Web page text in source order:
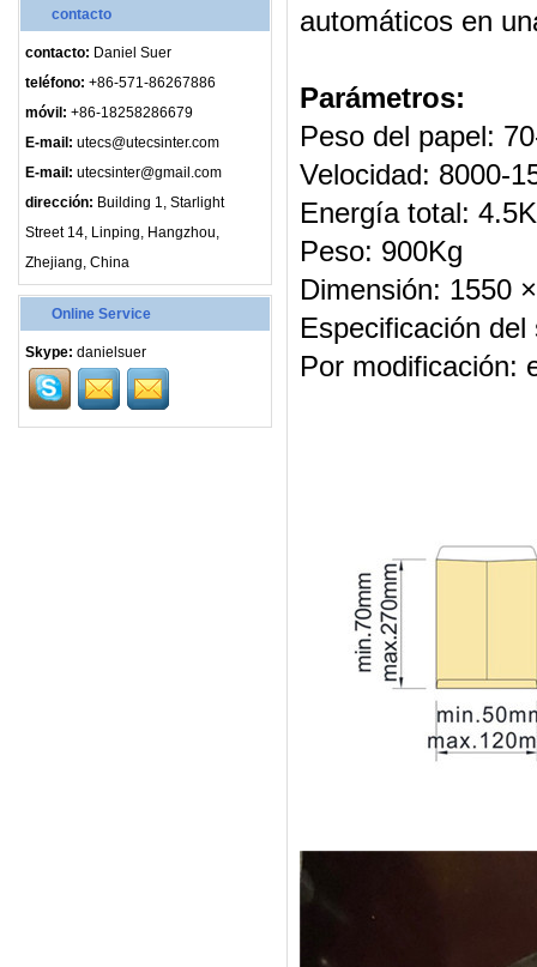
contacto
contacto: Daniel Suer
teléfono: +86-571-86267886
móvil: +86-18258286679
E-mail: utecs@utecsinter.com
E-mail: utecsinter@gmail.com
dirección: Building 1, Starlight
Street 14, Linping, Hangzhou,
Zhejiang, China
Online Service
Skype: danielsuer
automáticos en
Parámetros:
Peso del papel:
Velocidad: 8000-
Energía total:
Peso: 900Kg
Dimensión: 1550
Especificación
Por modificación: